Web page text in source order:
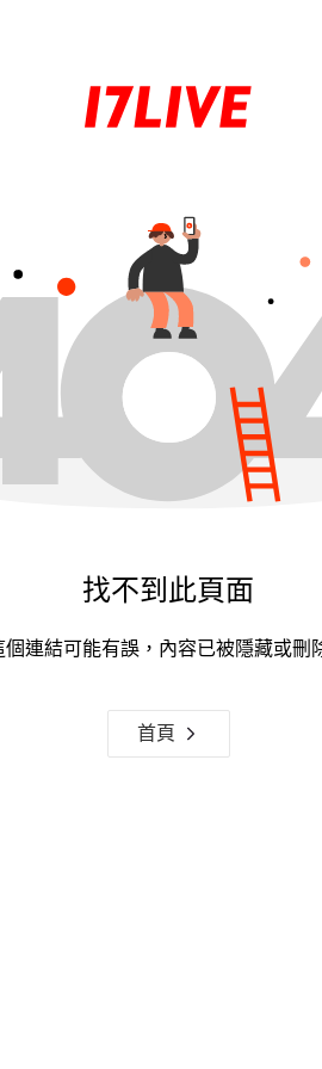
找不到此頁面
個連結可能有誤，內容已被隱藏或刪
首頁